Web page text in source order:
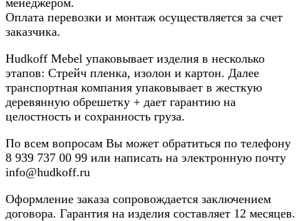
Оплата перевозки и монтаж осуществляется за счет
заказчика.
Hudkoff Mebel упаковывает изделия в несколько
этапов: Стрейч пленка, изолон и картон. Далее
транспортная компания упаковывает в жесткую
деревянную обрешетку + дает гарантию на
целостность и сохранность груза.
По всем вопросам Вы может обратиться по телефону
8 939 737 00 99 или написать на электронную почту
info@hudkoff.ru
Оформление заказа сопровождается заключением
договора. Гарантия на изделия составляет 12 месяцев.